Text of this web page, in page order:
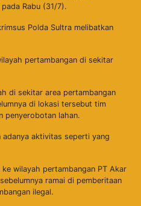
Rabu (31/7).
Polda Sultra melibatkan
pertambangan di sekitar
di sekitar area pertambangan
di lokasi tersebut tim
penyerobotan lahan.
adanya aktivitas seperti yang
wilayah pertambangan PT Akar
ramai di pemberitaan
ilegal.